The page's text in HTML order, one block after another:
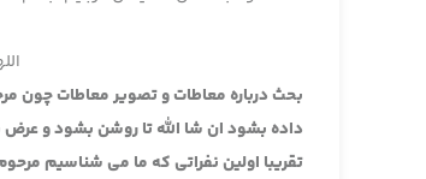
بحث درباره معاطات و تصویر معاطات چون
داده بشود ان شا الله تا روشن بشود و
تقریبا اولین نفراتی که ما می شناسیم